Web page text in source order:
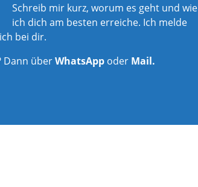
Schreib mir kurz, worum es geht und wie
ich dich am besten erreiche. Ich melde
bei dir.
Dann überWhatsApp oder Mail.